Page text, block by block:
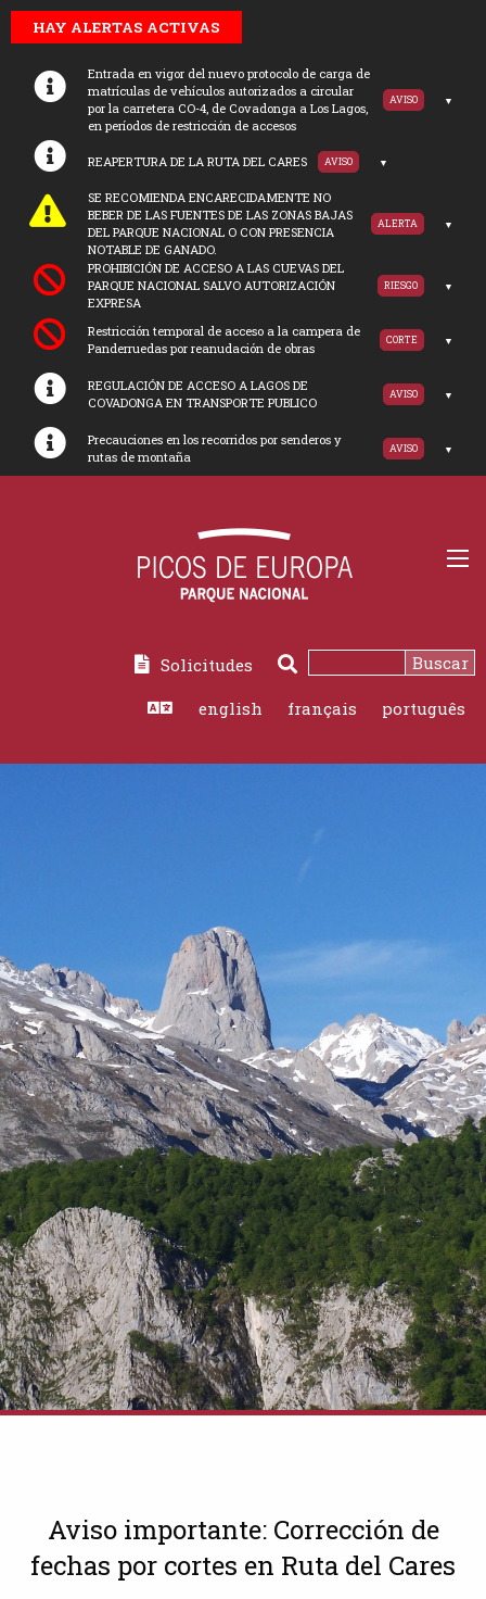
HAY ALERTAS ACTIVAS
Entrada en vigor del nuevo protocolo de carga de
matrículas de vehículos autorizados a circular
por la carretera CO-4, de Covadonga a Los Lagos,
en períodos de restricción de accesos
AVISO
REAPERTURA DE LA RUTA DEL CARES AVISO
SE RECOMIENDA ENCARECIDAMENTE NO
BEBER DE LAS FUENTES DE LAS ZONAS BAJAS
DEL PARQUE NACIONAL O CON PRESENCIA
NOTABLE DE GANADO.
ALERTA
PROHIBICIÓN DE ACCESO A LAS CUEVAS DEL
PARQUE NACIONAL SALVO AUTORIZACIÓN
EXPRESA
RIESGO
Restricción temporal de acceso a la campera de
Panderruedas por reanudación de obras
CORTE
REGULACIÓN DE ACCESO A LAGOS DE
COVADONGA EN TRANSPORTE PUBLICO
AVISO
Precauciones en los recorridos por senderos y
rutas de montaña
AVISO
Solicitudes Buscar
english français português
Aviso importante: Corrección de
fechas por cortes en Ruta del Cares